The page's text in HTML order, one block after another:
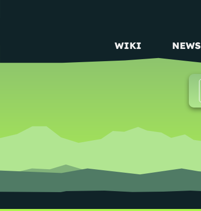
MAIN NAVIGATION
WIKI NEWS